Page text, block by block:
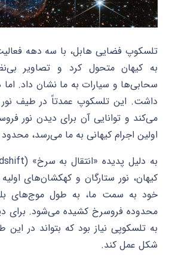
تلسکوپ فضایی هابل، با سه دهه
به کیهان متحول کرد و تصاویر
سحابی‌ها و سیارات به ما نشان داد.
داشت. این تلسکوپ عمدتاً در طیف نور
می‌کند و توانایی آن برای دیدن نور
اولین اجرام کیهانی به ما می‌رسد،
کیهان، نور ستارگان و کهکشان‌های
خود به سمت ما، به طول موج‌های
محدوده فروسرخ کشیده می‌شود. برای
به تلسکوپی نیاز بود که بتواند در
شکل عمل کند.